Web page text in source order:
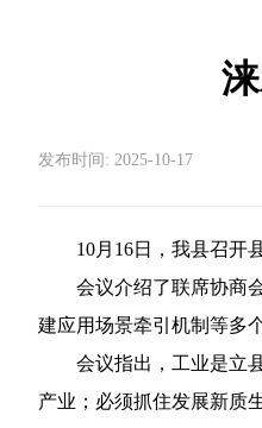
发布时间: 2025-10-17
10月16日，我县召开
会议介绍了联席协商
建应用场景牵引机制等多
会议指出，工业是立
产业；必须抓住发展新质